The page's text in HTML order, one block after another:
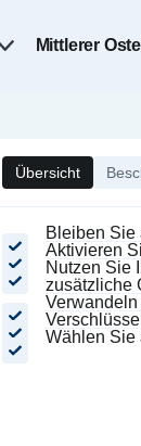
Mittlerer
Übersicht
Bleiben Sie
Aktivieren
Nutzen Sie
zusätzliche
Wählen Sie